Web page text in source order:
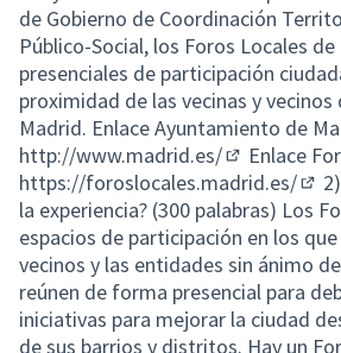
de Gobierno de Coordinación
Público-Social, los Foros Locales
presenciales de participación
proximidad de las vecinas y vecinos
Madrid. Enlace Ayuntamiento de
http://www.madrid.es/
(External link)
Enlace
https://foroslocales.madrid.es/
la experiencia? (300 palabras) Los
espacios de participación en los
vecinos y las entidades sin ánimo
reúnen de forma presencial para
iniciativas para mejorar la ciudad
de sus barrios y distritos. Hay un